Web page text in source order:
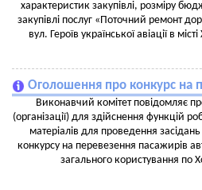
характеристик закупівлі, розміру
закупівлі послуг «Поточний ремонт
вул. Героїв української авіації в
Оголошення про конкурс на
Виконавчий комітет повідомляє
(організації) для здійснення функцій
матеріалів для проведення
конкурсу на перевезення пасажирів
загального користування по